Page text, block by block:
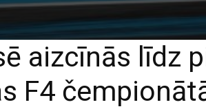
aizcīnās līdz
F4